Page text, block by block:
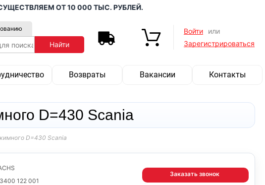
ОТ 10 000 ТЫС. РУБЛЕЙ.
Войти
или
Зарегистрироваться
Возвраты Вакансии Контакты
D=430 Scania
D=430 Scania
122 001
Заказать звонок